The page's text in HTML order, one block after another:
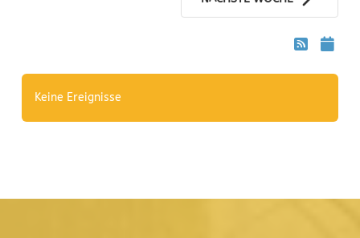
Keine Ereignisse